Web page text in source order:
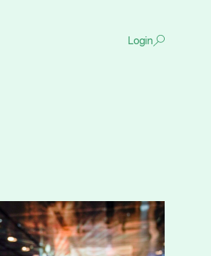
Login